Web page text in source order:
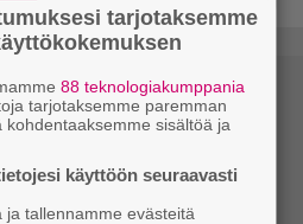
tarjotaksemme
88 teknologiakumppania
tarjotaksemme paremman
sisältöä ja
käyttöön seuraavasti
ja tallennamme evästeitä